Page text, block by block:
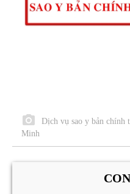
Dịch vụ sao y bản chính
Minh